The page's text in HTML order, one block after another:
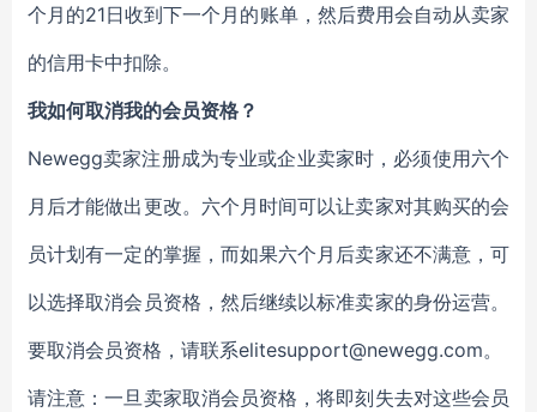
个月的21日收到下一个月的账单，然后费用会自动从卖家
的信用卡中扣除。
我如何取消我的会员资格？
Newegg卖家注册成为专业或企业卖家时，必须使用六个
月后才能做出更改。六个月时间可以让卖家对其购买的会
员计划有一定的掌握，而如果六个月后卖家还不满意，可
以选择取消会员资格，然后继续以标准卖家的身份运营。
要取消会员资格，请联系elitesupport@newegg.com。
请注意：一旦卖家取消会员资格，将即刻失去对这些会员